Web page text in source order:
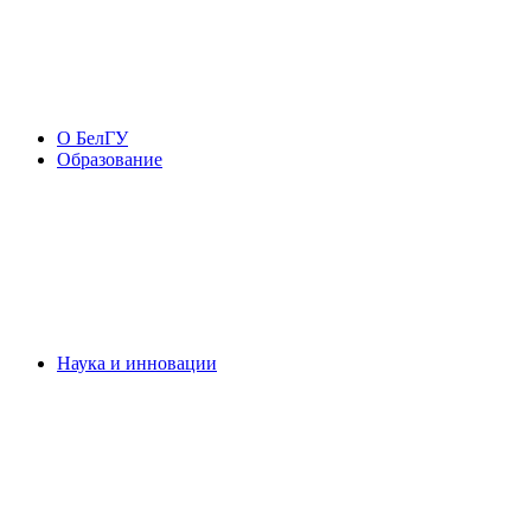
О БелГУ
Образование
Наука и инновации